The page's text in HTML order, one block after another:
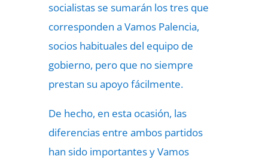
socialistas se sumarán los tres que
corresponden a Vamos Palencia,
socios habituales del equipo de
gobierno, pero que no siempre
prestan su apoyo fácilmente.
De hecho, en esta ocasión, las
diferencias entre ambos partidos
han sido importantes y Vamos